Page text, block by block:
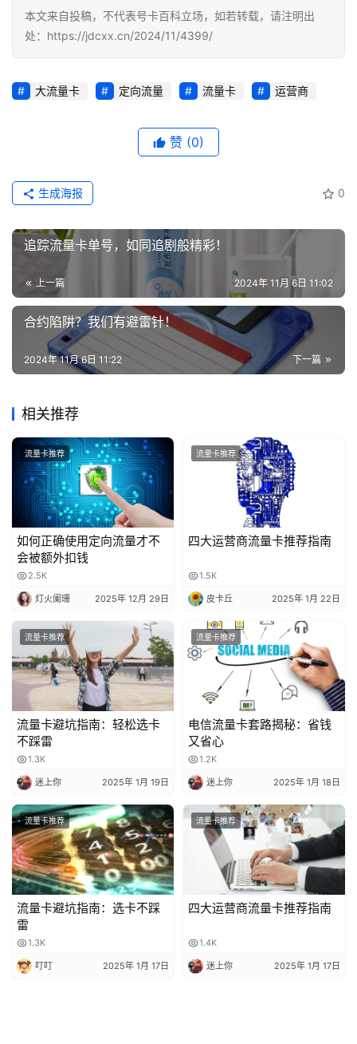
码
认
增
本文来自投稿，不代表号卡百科立场，如若转载，请注明出
处：https://jdcxx.cn/2024/11/4399/
大流量卡 定向流量 流量卡 运营商
赞 (0)
0
生成海报
追踪流量卡单号，如同追剧般精彩！
上一篇 2024年 11月 6日 11:02
合约陷阱？我们有避雷针！
下一篇
2024年 11月 6日 11:22
相关推荐
流量卡推荐
如何正确使用定向流量才不
会被额外扣钱
2.5K
灯火阑珊 2025年 12月 29日
流量卡推荐
四大运营商流量卡推荐指南
1.5K
皮卡丘 2025年 1月 22日
流量卡推荐
流量卡避坑指南：轻松选卡
不踩雷
1.3K
迷上你 2025年 1月 19日
流量卡推荐
电信流量卡套路揭秘：省钱
又省心
1.2K
迷上你 2025年 1月 18日
流量卡推荐
流量卡避坑指南：选卡不踩
雷
1.3K
叮叮 2025年 1月 17日
流量卡推荐
四大运营商流量卡推荐指南
1.4K
迷上你 2025年 1月 17日